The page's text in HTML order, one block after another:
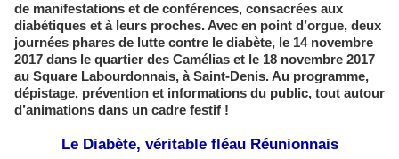
de manifestations et de conférences, consacrées aux
diabétiques et à leurs proches. Avec en point d’orgue, deux
journées phares de lutte contre le diabète, le 14 novembre
2017 dans le quartier des Camélias et le 18 novembre 2017
au Square Labourdonnais, à Saint-Denis. Au programme,
dépistage, prévention et informations du public, tout autour
d’animations dans un cadre festif !
Le Diabète, véritable fléau Réunionnais